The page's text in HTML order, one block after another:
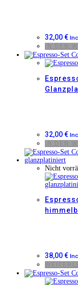
32,00€
32,00€
Nicht
38,00€